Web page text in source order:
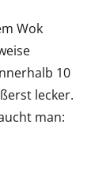
Wok
10
lecker.
man: